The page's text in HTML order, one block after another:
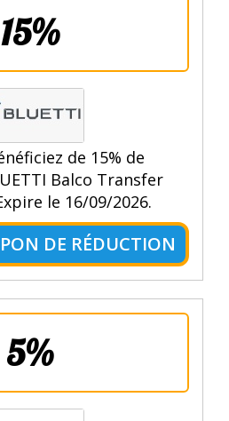
15%
de 15% de
Balco Transfer
le 16/09/2026.
DE RÉDUCTION
5%